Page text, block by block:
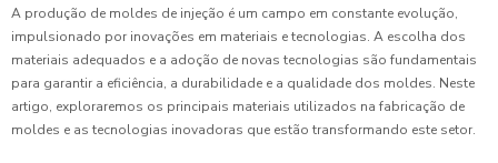
A produção de moldes de injeção é um campo em constante evolução,
impulsionado por inovações em materiais e tecnologias. A escolha dos
materiais adequados e a adoção de novas tecnologias são fundamentais
para garantir a eficiência, a durabilidade e a qualidade dos moldes. Neste
artigo, exploraremos os principais materiais utilizados na fabricação de
moldes e as tecnologias inovadoras que estão transformando este setor.